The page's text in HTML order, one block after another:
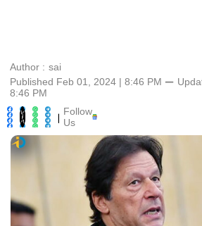
Author : sai
Published Feb 01, 2024 | 8:46 PM ⚊
8:46 PM
| Follow
Us